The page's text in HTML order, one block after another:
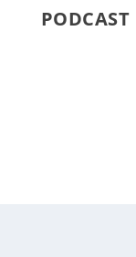
PODCAST